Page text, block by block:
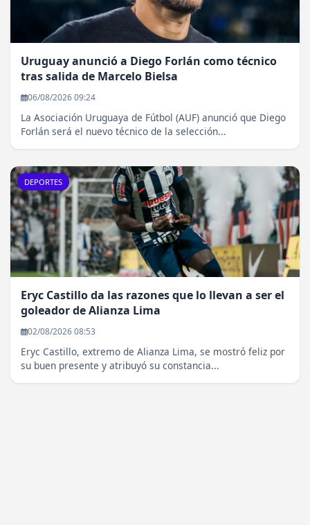
Uruguay anunció a Diego Forlán como técnico
tras salida de Marcelo Bielsa
06/08/2026 09:24
La Asociación Uruguaya de Fútbol (AUF) anunció que Diego
Forlán será el nuevo técnico de la selección...
DEPORTES
Eryc Castillo da las razones que lo llevan a ser el
goleador de Alianza Lima
02/08/2026 08:53
Eryc Castillo, extremo de Alianza Lima, se mostró feliz por
su buen presente y atribuyó su constancia...